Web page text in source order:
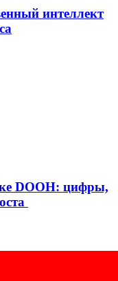
интеллект
DOOH: цифры,